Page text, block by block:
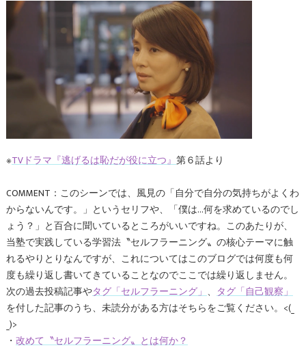
※TVドラマ『逃げるは恥だが役に立つ』第６話より
COMMENT：このシーンでは、風見の「自分で自分の気持ちがよくわ
からないんです。」というセリフや、「僕は…何を求めているのでし
ょう？」と百合に聞いているところがいいですね。このあたりが、
当塾で実践している学習法〝セルフラーニング〟の核心テーマに触
れるやりとりなんですが、これについてはこのブログでは何度も何
度も繰り返し書いてきていることなのでここでは繰り返しません。
次の過去投稿記事やタグ「セルフラーニング」、 タグ「自己観察」
を付した記事のうち、未読分がある方はそちらをご覧ください。<(_
_)>
・ 改めて〝セルフラーニング〟とは何か？